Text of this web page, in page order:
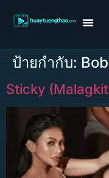
ป้ายกำกับ:
Sticky